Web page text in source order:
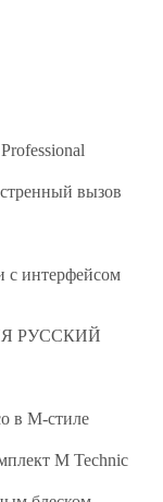
вызов
с интерфейсом
РУССКИЙ
в М-стиле
M Technic